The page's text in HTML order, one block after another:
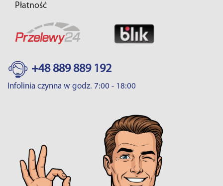
Płatność
+48 889 889 192
Infolinia czynna w godz. 7:00 - 18:00